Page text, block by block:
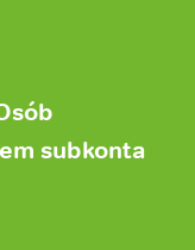
subkonta